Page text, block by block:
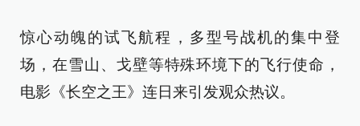
惊心动魄的试飞航程，多型号战机的集中登
场，在雪山、戈壁等特殊环境下的飞行使命，
电影《长空之王》连日来引发观众热议。